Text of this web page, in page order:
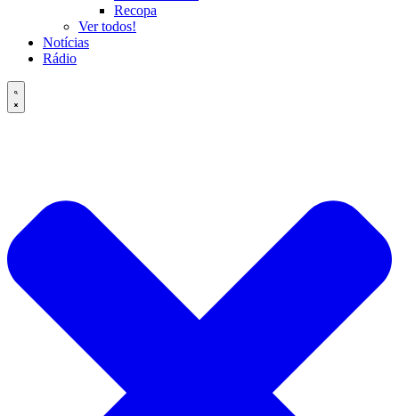
Recopa
Ver todos!
Notícias
Rádio